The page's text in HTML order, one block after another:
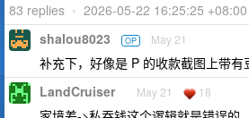
83 replies • 2026-05-22 16:25:25 +08:00
shalou8023 OP May 21
补充下，好像是 P 的收款截图上带有
LandCruiser May 21 18